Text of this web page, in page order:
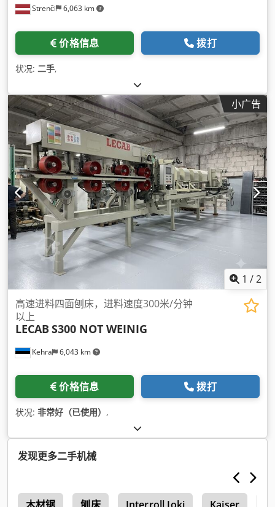
Strenči 6,063 km
价格信息 拨打
状况: 二手,
小广告
1 /2
Kehra 6,043 km
高速进料四面刨床，进料速度300米/分钟
以上
LECAB S300 NOT WEINIG
价格信息 拨打
状况: 非常好（已使用） ,
发现更多二手机械